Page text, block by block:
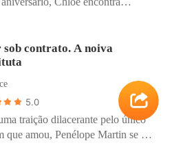
Megan. Uma noite impulsiva
destino de todos. Quando Megan
- com uma madrasta cruel, um
e um casamento
sobre os escombros de uma
sob contrato. A noiva
5.0
traição dilacerante pelo único
que amou, Penélope Martin se vê